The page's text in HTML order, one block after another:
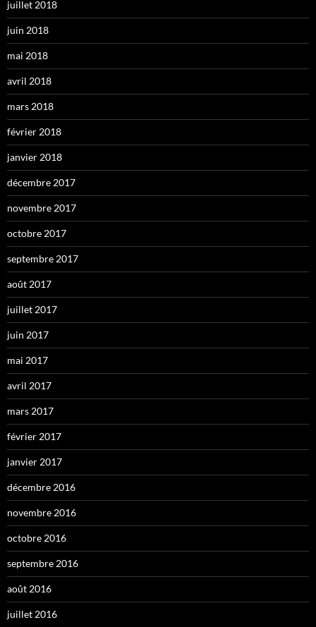
juillet 2018
juin 2018
mai 2018
avril 2018
mars 2018
février 2018
janvier 2018
décembre 2017
novembre 2017
octobre 2017
septembre 2017
août 2017
juillet 2017
juin 2017
mai 2017
avril 2017
mars 2017
février 2017
janvier 2017
décembre 2016
novembre 2016
octobre 2016
septembre 2016
août 2016
juillet 2016